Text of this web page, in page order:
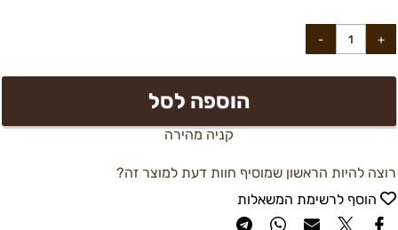
הוספה לסל
קניה מהירה
רוצה להיות הראשון שמוסיף חוות דעת למוצר זה?
הוסף לרשימת המשאלות